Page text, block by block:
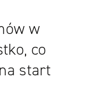
w
co
start